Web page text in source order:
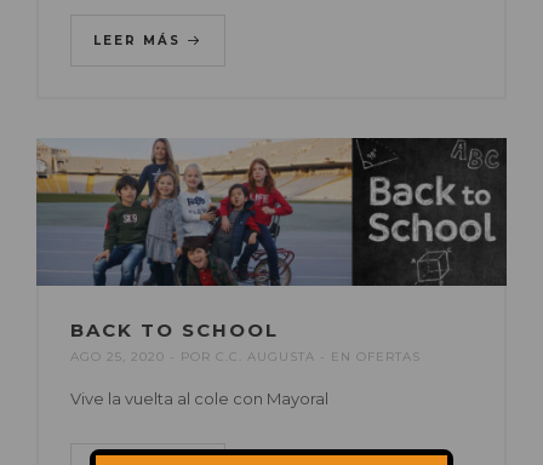
LEER MÁS
BACK TO SCHOOL
AGO 25, 2020 POR C.C. AUGUSTA EN OFERTAS
Vive la vuelta al cole con Mayoral